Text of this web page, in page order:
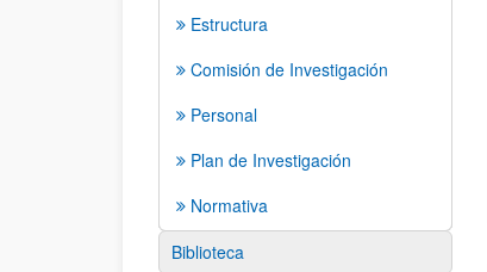
Estructura
Comisión de Investigación
Personal
Plan de Investigación
Normativa
Biblioteca